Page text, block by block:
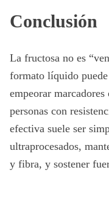
Conclusión
La fructosa no es
formato líquido
empeorar
personas con
efectiva suele ser
ultraprocesados,
y fibra, y sostener